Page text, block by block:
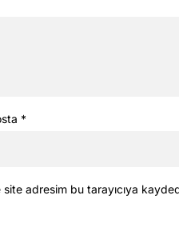
*
adresim bu tarayıcıya